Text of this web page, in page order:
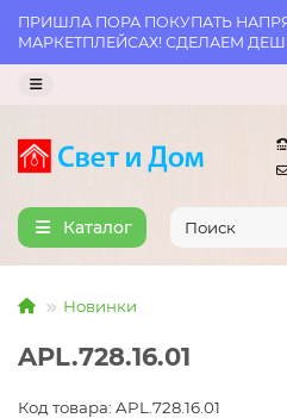
ПРИШЛА ПОРА ПОКУПАТЬ
МАРКЕТПЛЕЙСАХ! СДЕЛАЕМ
Каталог
Новинки
APL.728.16.01
Код товара: APL.728.16.01